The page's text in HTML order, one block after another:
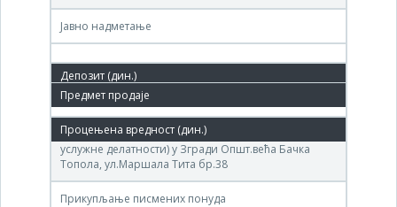
Јавно надметање
23. сеп.'08.
(1.Мај,Занаство,Изградња,Циглана,Пројект,1.Мај
услужне делатности) у Згради Општ.већа Бачка
Топола, ул.Маршала Тита бр.38
Прикупљање писмених понуда